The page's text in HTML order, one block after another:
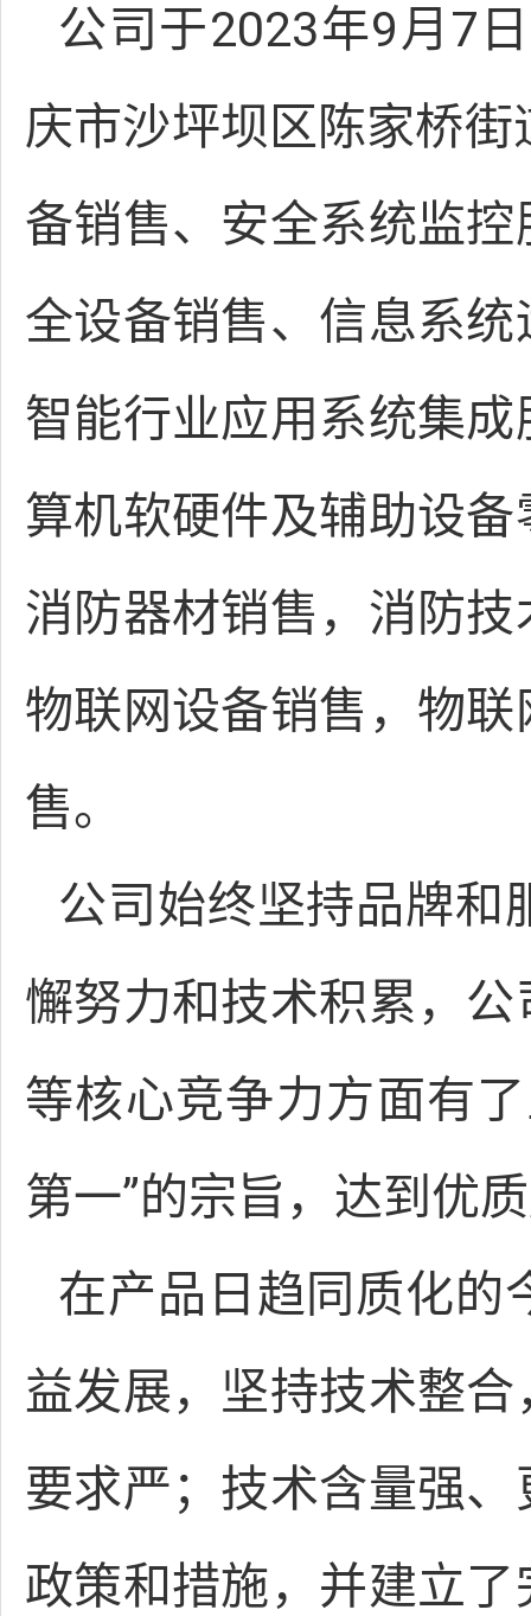
公司于2023年9月7
庆市沙坪坝区陈家桥
备销售、安全系统监
全设备销售、信息系
智能行业应用系统集
算机软硬件及辅助设
消防器材销售，消防
物联网设备销售，物
售。
公司始终坚持品牌和
懈努力和技术积累，
等核心竞争力方面有
第一”的宗旨，达到优
在产品日趋同质化的
益发展，坚持技术整
要求严；技术含量强
政策和措施，并建立